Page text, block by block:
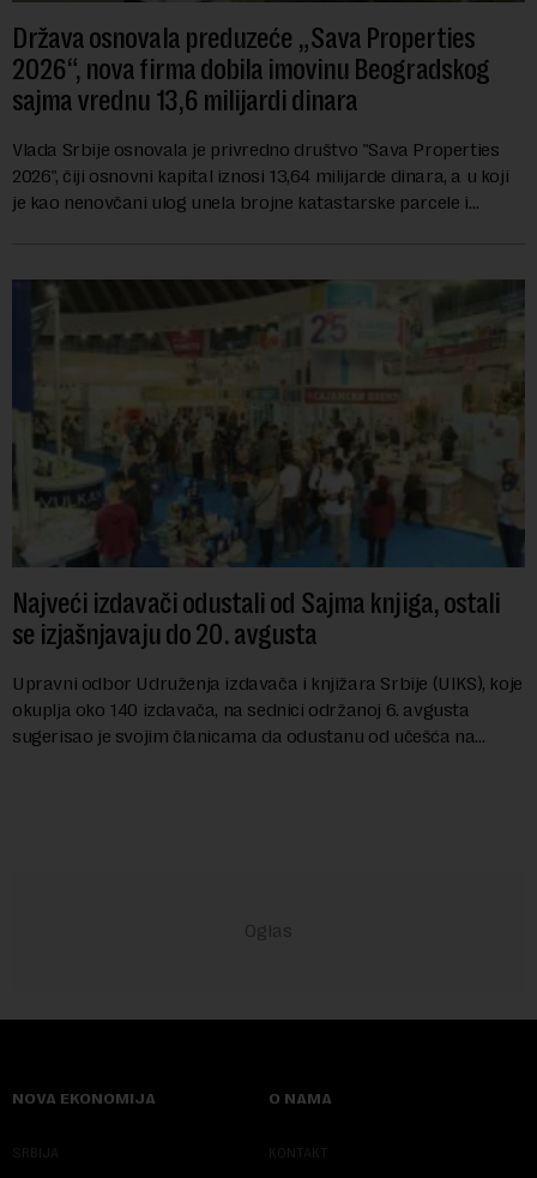
Država osnovala preduzeće „Sava Properties
2026“, nova firma dobila imovinu Beogradskog
sajma vrednu 13,6 milijardi dinara
Vlada Srbije osnovala je privredno društvo "Sava Properties
2026", čiji osnovni kapital iznosi 13,64 milijarde dinara, a u koji
je kao nenovčani ulog unela brojne katastarske parcele i
Najveći izdavači odustali od Sajma knjiga, ostali
se izjašnjavaju do 20. avgusta
Upravni odbor Udruženja izdavača i knjižara Srbije (UIKS), koje
okuplja oko 140 izdavača, na sednici održanoj 6. avgusta
sugerisao je svojim članicama da odustanu od učešća na
NOVA EKONOMIJA
SRBIJA
O NAMA
KONTAKT